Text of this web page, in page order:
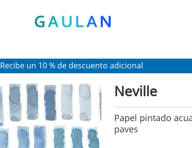
Recibe un 10 % de descuento adicional
Neville
Papel pintado
paves